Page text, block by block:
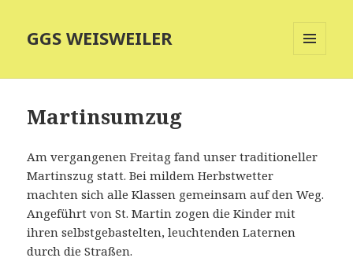
GGS WEISWEILER
Martinsumzug
Am vergangenen Freitag fand unser traditioneller
Martinszug statt. Bei mildem Herbstwetter
machten sich alle Klassen gemeinsam auf den Weg.
Angeführt von St. Martin zogen die Kinder mit
ihren selbstgebastelten, leuchtenden Laternen
durch die Straßen.